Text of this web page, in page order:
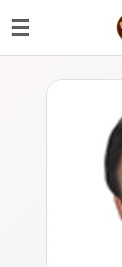
화성특례시의회
김정주 의